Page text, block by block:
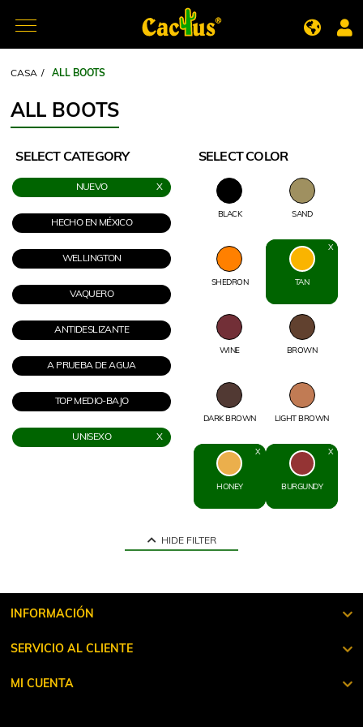
CASA / ALL BOOTS
ALL BOOTS
SELECT CATEGORY
NUEVO
HECHO EN MÉXICO
WELLINGTON
VAQUERO
ANTIDESLIZANTE
A PRUEBA DE AGUA
TOP MEDIO-BAJO
UNISEXO
SELECT COLOR
BLACK SAND
SHEDRON TAN
WINE BROWN
DARK BROWN LIGHT BROWN
HONEY BURGUNDY
HIDE FILTER
INFORMACIÓN
SERVICIO AL CLIENTE
MI CUENTA